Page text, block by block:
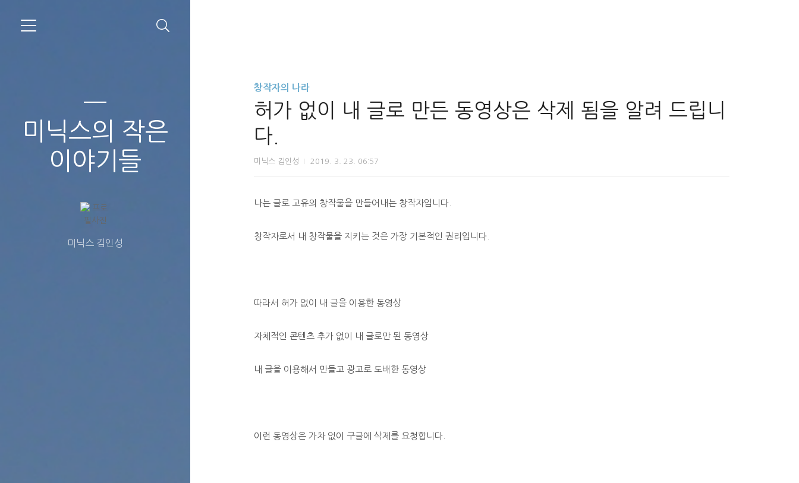
미닉스의 작은
이야기들
미닉스 김인성
창작자의 나라
허가 없이 내 글로 만든 동영상은 삭제 됨을 알려 드립니
다.
미닉스 김인성 2019. 3. 23. 06:57
나는 글로 고유의 창작물을 만들어내는 창작자입니다.
창작자로서 내 창작물을 지키는 것은 가장 기본적인 권리입니다.
따라서 허가 없이 내 글을 이용한 동영상
자체적인 콘텐츠 추가 없이 내 글로만 된 동영상
내 글을 이용해서 만들고 광고로 도배한 동영상
이런 동영상은 가차 없이 구글에 삭제를 요청합니다.